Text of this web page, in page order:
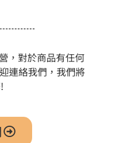
，對於商品有任何
連絡我們，我們將